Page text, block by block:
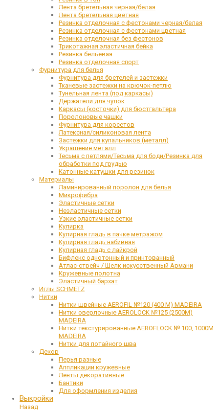
Лента бретельная черная/белая
Лента бретельная цветная
Резинка отделочная с фестонами черная/белая
Резинка отделочная с фестонами цветная
Резинка отделочная без фестонов
Трикотажная эластичная бейка
Резинка бельевая
Резинка отделочная спорт
Фурнитура для белья
Фурнитура для бретелей и застежки
Тканевые застежки на крючок-петлю
Тунельная лента (под каркасы)
Держатели для чулок
Каркасы (косточки) для бюстгальтера
Поролоновые чашки
Фурнитура для корсетов
Латексная/силиконовая лента
Застежки для купальников (металл)
Украшение металл
Тесьма с петлями/Тесьма для боди/Резинка для
обработки под грудью
Катонные катушки для резинок
Материалы
Ламинированный поролон для белья
Микрофибра
Эластичные сетки
Неэластичные сетки
Узкие эластичные сетки
Кулирка
Кулирная гладь в пачке метражом
Кулирная гладь набивная
Кулирная гладь с лайкрой
Бифлекс однотонный и принтованный
Атлас-стрейч / Шелк искусственный Армани
Кружевные полотна
Эластичный бархат
Иглы SCHMETZ
Нитки
Нитки швейные AEROFIL №120 (400 М) MADEIRA
Нитки оверлочные AEROLOCK №125 (2500М)
MADEIRA
Нитки текстурированные AEROFLOCK № 100, 1000М
MADEIRA
Нитки для потайного шва
Декор
Перья разные
Аппликации кружевные
Ленты декоративные
Бантики
Для оформления изделия
Выкройки
Назад